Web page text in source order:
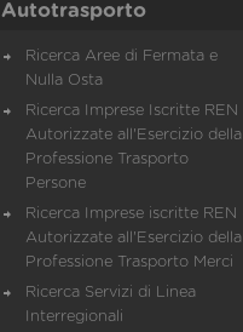
Autotrasporto
Ricerca Aree di Fermata e
Nulla Osta
Ricerca Imprese Iscritte REN
Autorizzate all'Esercizio della
Professione Trasporto
Persone
Ricerca Imprese iscritte REN
Autorizzate all'Esercizio della
Professione Trasporto Merci
Ricerca Servizi di Linea
Interregionali